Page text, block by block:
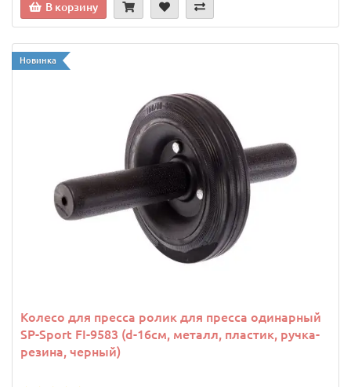
В корзину
Новинка
Колесо для пресса ролик для пресса одинарный
SP-Sport FI-9583 (d-16см, металл, пластик, ручка-
резина, черный)